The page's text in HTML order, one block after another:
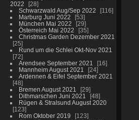
2022
28
Schwarzwald Aug/Sep 2022
116
Marburg Juni 2022
53
München Mai 2022
29
Österreich Mai 2022
35
Christmas Garden Dezember 2021
25
Rund um die Schlei Okt-Nov 2021
72
Arendsee September 2021
16
Mannheim August 2021
24
Ardennen & Eifel September 2021
48
Bremen August 2021
29
Dithmarschen Juni 2021
48
Rügen & Stralsund August 2020
123
Rom Oktober 2019
123